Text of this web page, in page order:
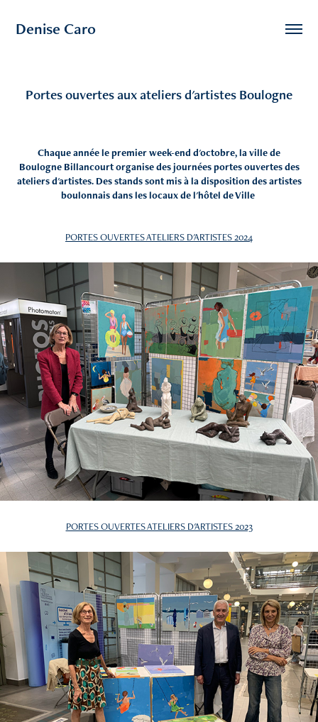
Denise Caro
Portes ouvertes aux ateliers d'artistes Boulogne
Chaque année le premier week-end d'octobre, la ville de
Boulogne Billancourt organise des journées portes ouvertes des
ateliers d'artistes. Des stands sont mis à la disposition des artistes
boulonnais dans les locaux de l'hôtel de Ville
PORTES OUVERTES ATELIERS D'ARTISTES 2024
PORTES OUVERTES ATELIERS D'ARTISTES 2023